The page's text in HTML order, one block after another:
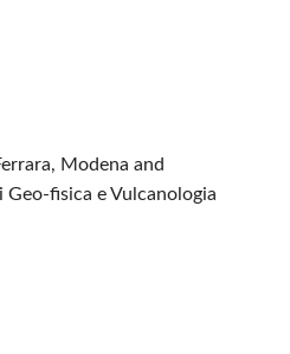
Modena and
fisica e Vulcanologia